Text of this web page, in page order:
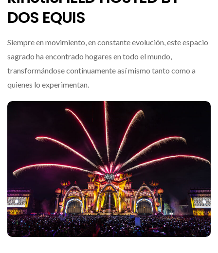
DOS EQUIS
Siempre en movimiento, en constante evolución, este espacio
sagrado ha encontrado hogares en todo el mundo,
transformándose continuamente así mismo tanto como a
quienes lo experimentan.